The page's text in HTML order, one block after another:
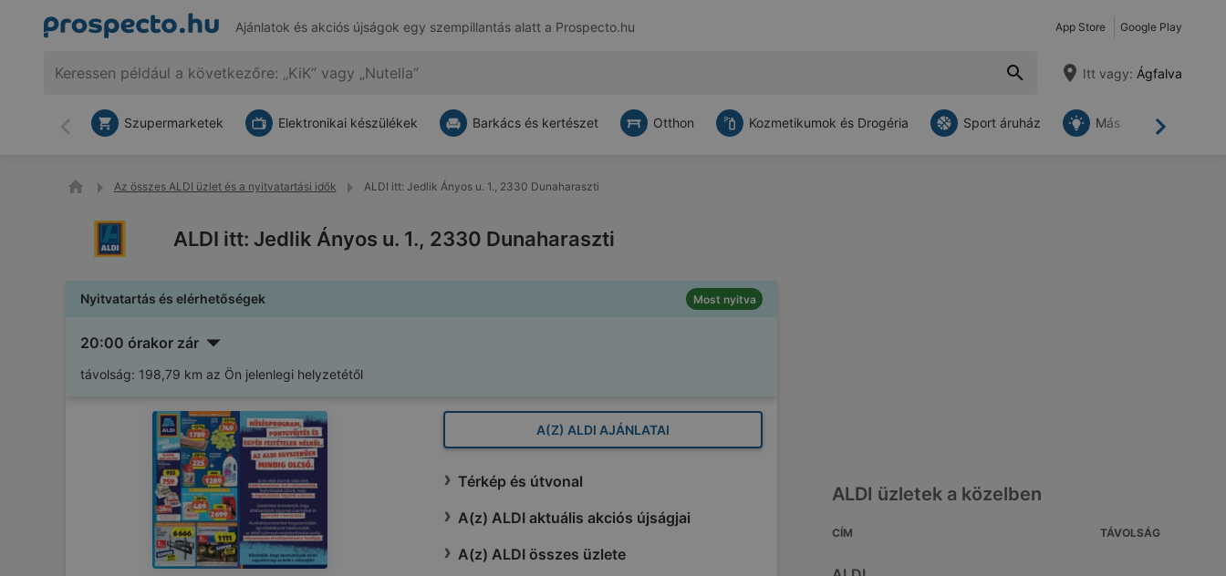
Ajánlatok és akciós újságok egy szempillantás alatt a Prospecto.hu App Store Google Play
Itt vagy: Ágfalva
Vissza Tovább
Szupermarketek Elektronikai készülékek Barkács és kertészet Otthon Kozmetikumok és Drogéria Sport áruház Más
Az összes ALDI üzlet és a nyitvatartási idők ALDI itt: Jedlik Ányos u. 1., 2330 Dunaharaszti
ALDI itt: Jedlik Ányos u. 1., 2330 Dunaharaszti
Nyitvatartás és elérhetőségek Most nyitva
20:00 órakor zár
távolság: 198,79 km az Ön jelenlegi helyzetétől
A(Z) ALDI AJÁNLATAI
Térkép és útvonal
A(z) ALDI aktuális akciós újságjai
A(z) ALDI összes üzlete
ALDI üzletek a közelben
CÍM TÁVOLSÁG